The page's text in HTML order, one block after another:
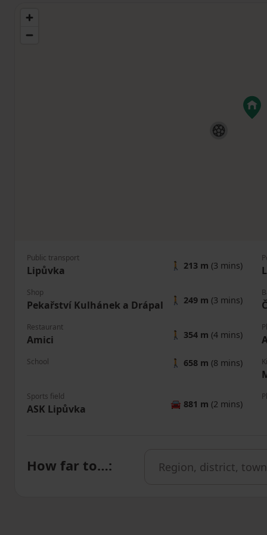
Public transport
Lipůvka 🚶 213 m (3 mins)
Shop
Pekařství Kulhánek a Drápal 🚶 249 m (3 mins)
Restaurant
Amici 🚶 354 m (4 mins)
School 🚶 658 m (8 mins)
Sports field
ASK Lipůvka 🚘 881 m (2 mins)
How far to…: